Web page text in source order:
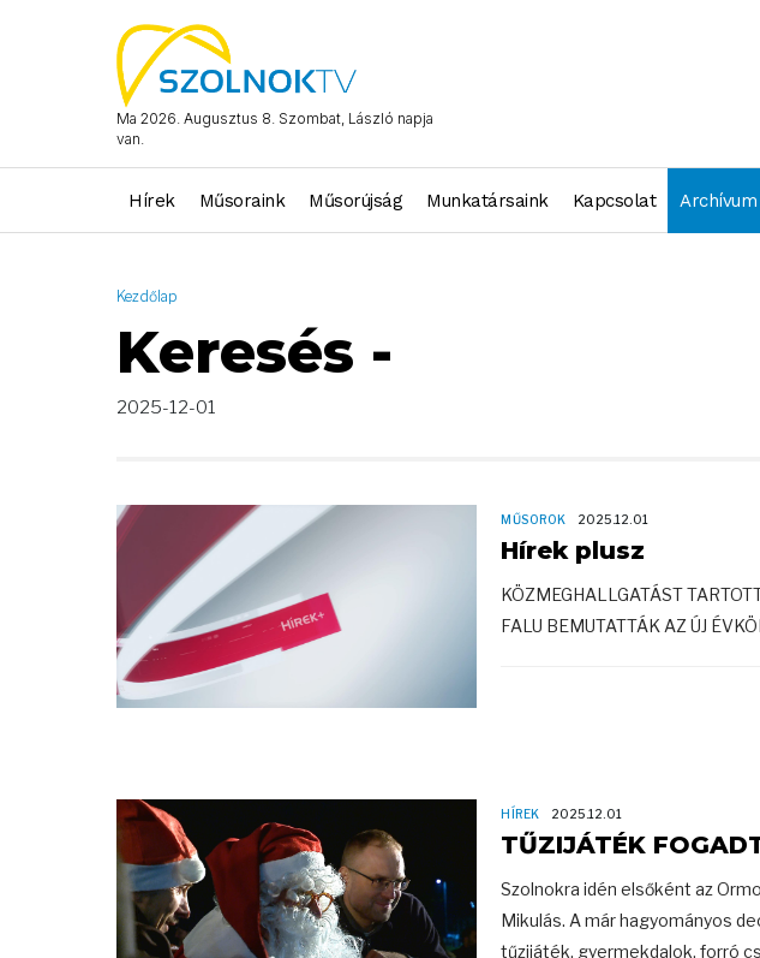
Ma 2026. Augusztus 8. Szombat, László napja
van.
Hírek Műsoraink Műsorújság Munkatársaink Kapcsolat Archívum
Kezdőlap
Keresés -
2025-12-01
MŰSOROK 2025.12.01
Hírek plusz
KÖZMEGHALLGATÁST
FALU BEMUTATTÁK AZ ÚJ
HÍREK 2025.12.01
TŰZIJÁTÉK
Szolnokra idén elsőként az
Mikulás. A már hagyományos
tűzijáték, gyermekdalok, forró